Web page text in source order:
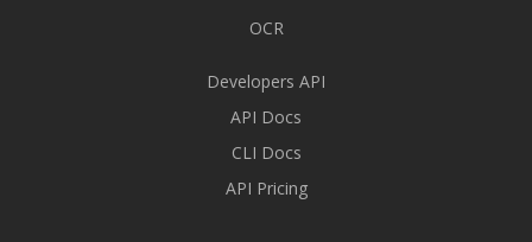
OCR
Developers API
API Docs
CLI Docs
API Pricing